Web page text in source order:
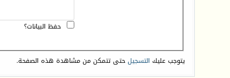
حفظ البيانات؟
يتوجب عليك التسجيلحتى تتمكن من مشاهدة هذه الصفحة.